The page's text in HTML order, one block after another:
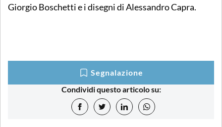
Giorgio Boschetti e i disegni di Alessandro Capra.
Segnalazione
Condividi questo articolo su: